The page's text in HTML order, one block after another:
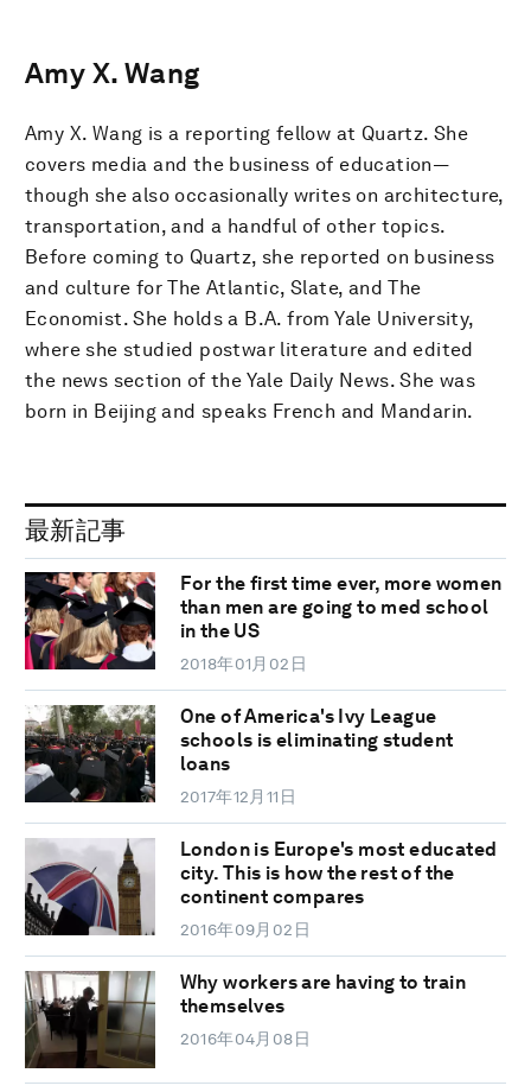
Amy X. Wang
Amy X. Wang is a reporting fellow at Quartz. She
covers media and the business of education—
though she also occasionally writes on architecture,
transportation, and a handful of other topics.
Before coming to Quartz, she reported on business
and culture for The Atlantic, Slate, and The
Economist. She holds a B.A. from Yale University,
where she studied postwar literature and edited
the news section of the Yale Daily News. She was
born in Beijing and speaks French and Mandarin.
最新記事
For the first time ever, more women
than men are going to med school
in the US
2018年01月02日
One of America's Ivy League
schools is eliminating student
loans
2017年12月11日
London is Europe's most educated
city. This is how the rest of the
continent compares
2016年09月02日
Why workers are having to train
themselves
2016年04月08日